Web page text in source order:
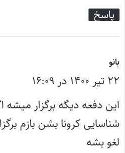
پاسخ
بانو
ف
ت
:
۲۲ تیر ۱۴۰۰ در ۱۶:۰۹
شناسایی کرونا بشن بازم
لغو بشه